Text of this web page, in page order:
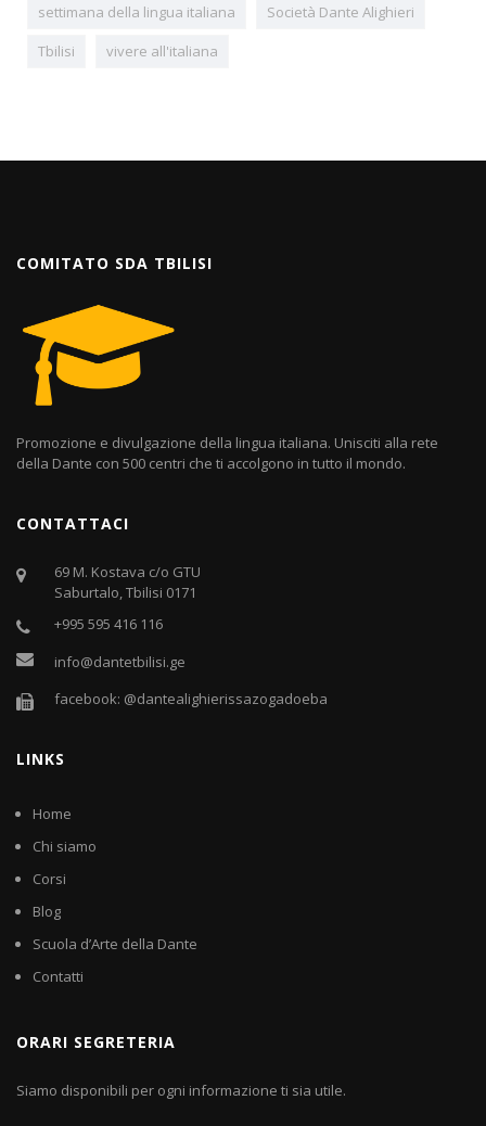
settimana della lingua italiana
Società Dante Alighieri
Tbilisi
vivere all'italiana
COMITATO SDA TBILISI
Promozione e divulgazione della lingua italiana. Unisciti alla rete
della Dante con 500 centri che ti accolgono in tutto il mondo.
CONTATTACI
69 M. Kostava c/o GTU
Saburtalo, Tbilisi 0171
+995 595 416 116
info@dantetbilisi.ge
facebook: @dantealighierissazogadoeba
LINKS
Home
Chi siamo
Corsi
Blog
Scuola d’Arte della Dante
Contatti
ORARI SEGRETERIA
Siamo disponibili per ogni informazione ti sia utile.